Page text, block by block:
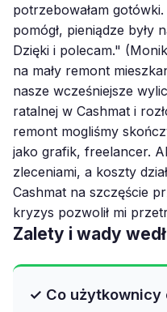
potrzebowałam
pomógł, pieniądze były
Dzięki i polecam."
na mały remont
nasze wcześniejsze
ratalnej w Cashmat i
remont mogliśmy
jako grafik, freelancer.
zleceniami, a koszty
Cashmat na szczęście
kryzys pozwolił mi
Zalety i wady
✓ Co użytkownicy